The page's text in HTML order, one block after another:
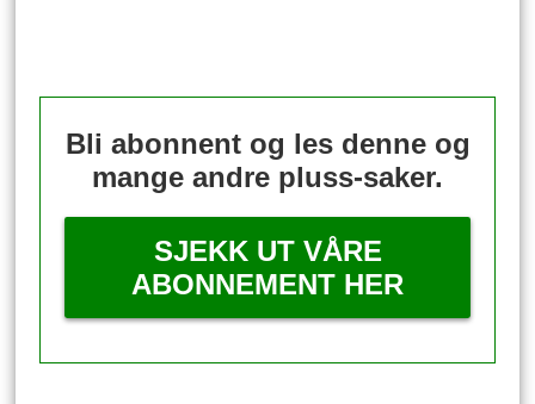
Bli abonnent og les denne og
mange andre pluss-saker.
SJEKK UT VÅRE
ABONNEMENT HER